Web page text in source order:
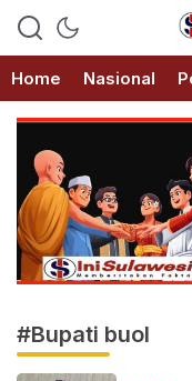
Home
Nasional
#Bupati buol